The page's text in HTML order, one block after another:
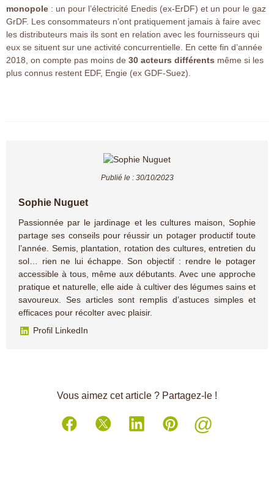
monopole : un pour l’électricité Enedis (ex-ErDF) et un pour le gaz
GrDF. Les consommateurs n’ont pratiquement jamais à faire avec
les distributeurs mais ils sont en relation avec les fournisseurs qui
eux se situent sur une activité concurrentielle. En cette fin d’année
2018, on compte pas moins de 30 acteurs différents même si les
plus connus restent EDF, Engie (ex GDF-Suez).
Publié le : 30/10/2023
Sophie Nuguet
Passionnée par le jardinage et les cultures maison, Sophie
partage ses conseils pour réussir un potager productif toute
l’année. Semis, plantation, rotation des cultures, entretien du
sol… rien ne lui échappe. Son objectif : rendre le potager
accessible à tous, même aux débutants. Avec une approche
pratique et naturelle, elle aide à cultiver des légumes sains et
savoureux. Ses articles sont remplis d’astuces simples et
efficaces pour récolter avec plaisir.
Profil LinkedIn
Vous aimez cet article ? Partagez-le !
@